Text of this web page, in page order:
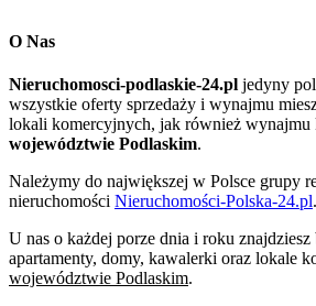
O Nas
Nieruchomosci-podlaskie-24.pl jedyny
wszystkie oferty sprzedaży i wynajmu
lokali komercyjnych, jak również wynajmu
województwie Podlaskim.
Należymy do największej w Polsce grupy
nieruchomości Nieruchomości-Polska-24.pl.
U nas o każdej porze dnia i roku znajdziesz
apartamenty, domy, kawalerki oraz lokale
województwie Podlaskim.